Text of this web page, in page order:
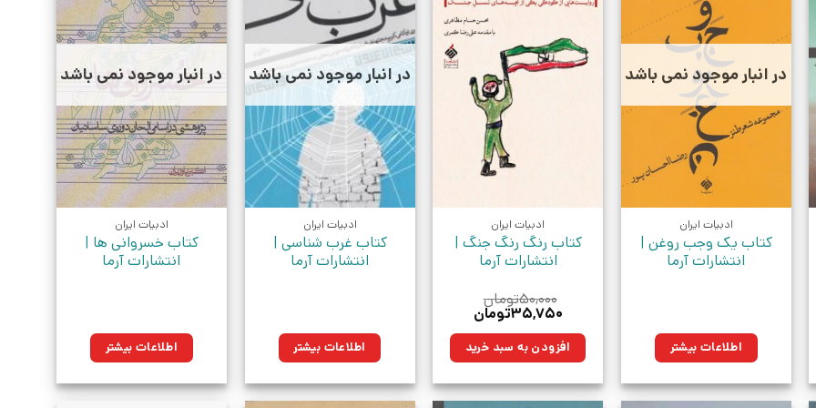
در انبار موجود نمی باشد
ادبیات ایران
کتاب یک وجب روغن |
انتشارات آرما
اطلاعات بیشتر
ادبیات ایران
کتاب رنگ رنگ جنگ |
انتشارات آرما
۵۰,۰۰۰تومان
قیمت
۵۰,۰۰۰تومان
بود.
۳۵,۷۵۰تومان
۳۵,۷۵۰تومان.افزودن به سبد خرید
در انبار موجود نمی باشد
ادبیات ایران
کتاب غرب شناسی |
انتشارات آرما
اطلاعات بیشتر
در انبار موجود نمی باشد
ادبیات ایران
کتاب خسروانی ها |
انتشارات آرما
اطلاعات بیشتر